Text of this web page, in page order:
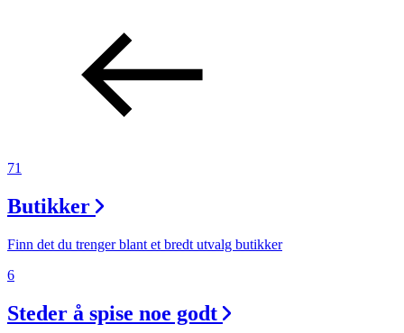
71
Butikker
Finn det du trenger blant et bredt utvalg butikker
6
Steder å spise noe godt